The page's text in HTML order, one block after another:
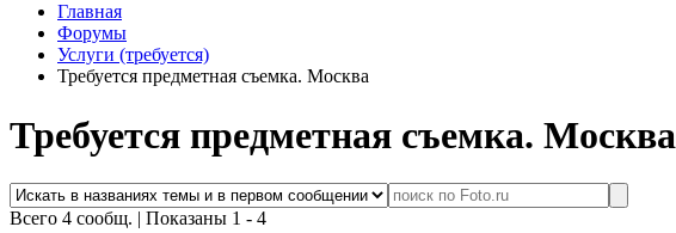
Главная
Форумы
Услуги (требуется)
Требуется предметная съемка. Москва
Требуется предметная съемка. Москва
Всего 4 сообщ. | Показаны 1 - 4